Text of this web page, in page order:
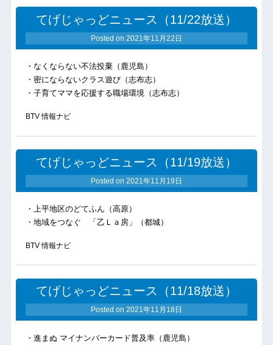
てげじゃっどニュース（11/22放送）
Posted on 2021年11月22日
・なくならない不法投棄（鹿児島）
・密にならないクラス遊び（志布志）
・子育てママを応援する職場環境（志布志）
BTV 情報ナビ
てげじゃっどニュース（11/19放送）
Posted on 2021年11月19日
・上平地区のどてふん（高原）
・地域をつなぐ 「乙Ｌａ房」（都城）
BTV 情報ナビ
てげじゃっどニュース（11/18放送）
Posted on 2021年11月18日
・進まぬ マイナンバーカード普及率（鹿児島）